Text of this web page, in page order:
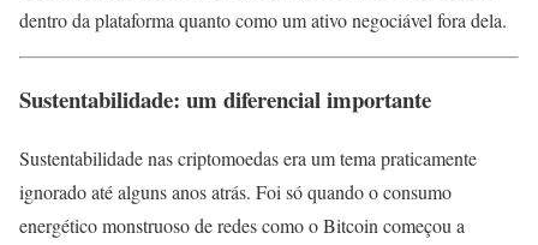
dentro da plataforma quanto como um ativo negociável fora dela.
Sustentabilidade: um diferencial importante
Sustentabilidade nas criptomoedas era um tema praticamente
ignorado até alguns anos atrás. Foi só quando o consumo
energético monstruoso de redes como o Bitcoin começou a